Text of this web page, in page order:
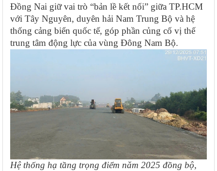
Đồng Nai giữ vai trò “bản lề kết nối” giữa TP.HCM
với Tây Nguyên, duyên hải Nam Trung Bộ và hệ
thống cảng biển quốc tế, góp phần củng cố vị thế
trung tâm động lực của vùng Đông Nam Bộ.
Hệ thống hạ tầng trọng điểm năm 2025 đồng bộ,